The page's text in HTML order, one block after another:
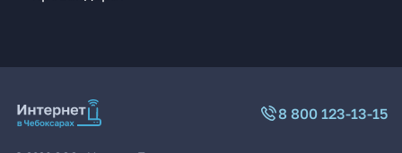
8 800 123-13-15